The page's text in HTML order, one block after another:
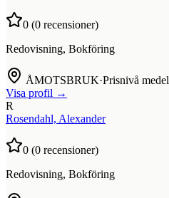
0 (0 recensioner)
Redovisning, Bokföring
ÅMOTSBRUK·Prisnivå medel
Visa profil →
R
Rosendahl, Alexander
0 (0 recensioner)
Redovisning, Bokföring